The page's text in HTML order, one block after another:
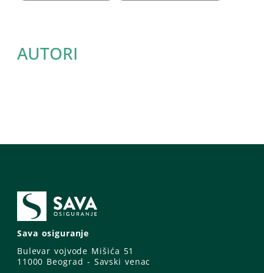
AUTORI
Sava osiguranje
Bulevar vojvode Mišića 51
11000 Beograd - Savski venac